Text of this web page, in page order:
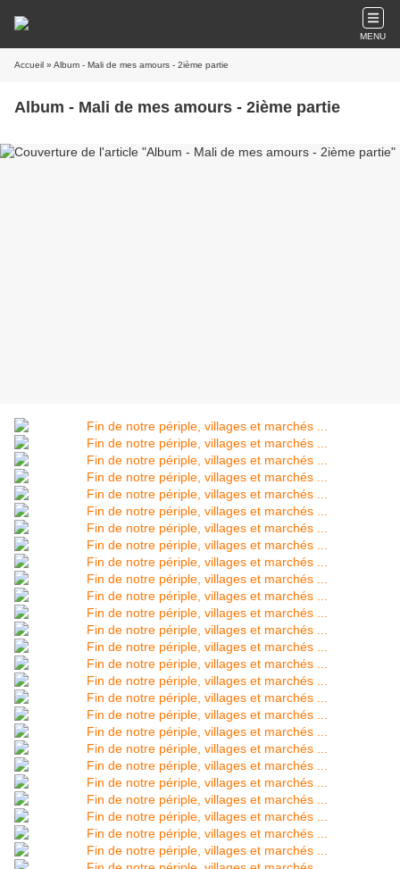
MENU
Accueil » Album - Mali de mes amours - 2ième partie
Album - Mali de mes amours - 2ième partie